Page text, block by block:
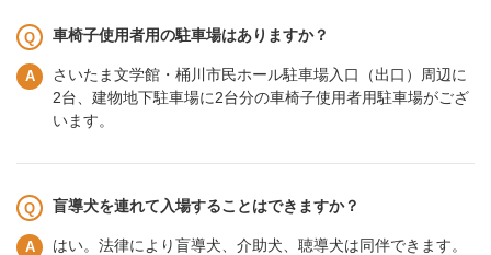
車椅子使用者用の駐車場はありますか？
さいたま文学館・桶川市民ホール駐車場入口（出口）周辺に
2台、建物地下駐車場に2台分の車椅子使用者用駐車場がござ
います。
盲導犬を連れて入場することはできますか？
はい。法律により盲導犬、介助犬、聴導犬は同伴できます。